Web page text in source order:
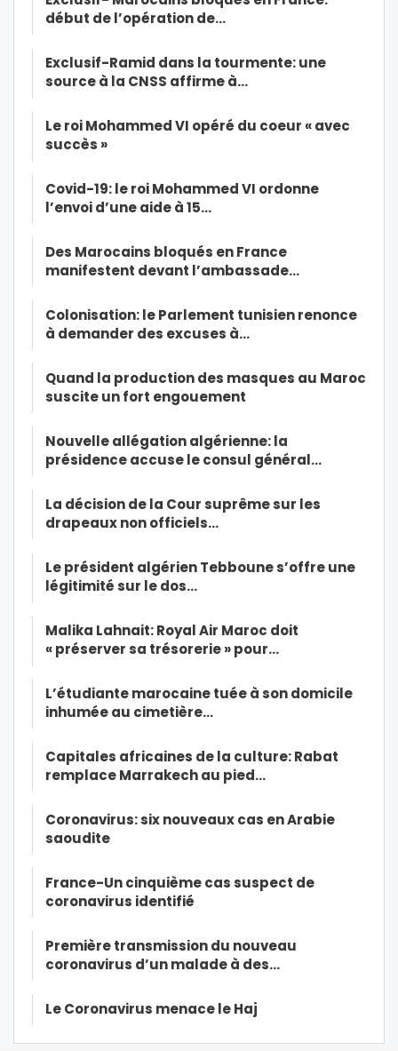
début de l’opération de…
Exclusif-Ramid dans la tourmente: une
source à la CNSS affirme à…
Le roi Mohammed VI opéré du coeur « avec
succès »
Covid-19: le roi Mohammed VI ordonne
l’envoi d’une aide à 15…
Des Marocains bloqués en France
manifestent devant l’ambassade…
Colonisation: le Parlement tunisien renonce
à demander des excuses à…
Quand la production des masques au Maroc
suscite un fort engouement
Nouvelle allégation algérienne: la
présidence accuse le consul général…
La décision de la Cour suprême sur les
drapeaux non officiels…
Le président algérien Tebboune s’offre une
légitimité sur le dos…
Malika Lahnait: Royal Air Maroc doit
« préserver sa trésorerie » pour…
L’étudiante marocaine tuée à son domicile
inhumée au cimetière…
Capitales africaines de la culture: Rabat
remplace Marrakech au pied…
Coronavirus: six nouveaux cas en Arabie
saoudite
France-Un cinquième cas suspect de
coronavirus identifié
Première transmission du nouveau
coronavirus d’un malade à des…
Le Coronavirus menace le Haj